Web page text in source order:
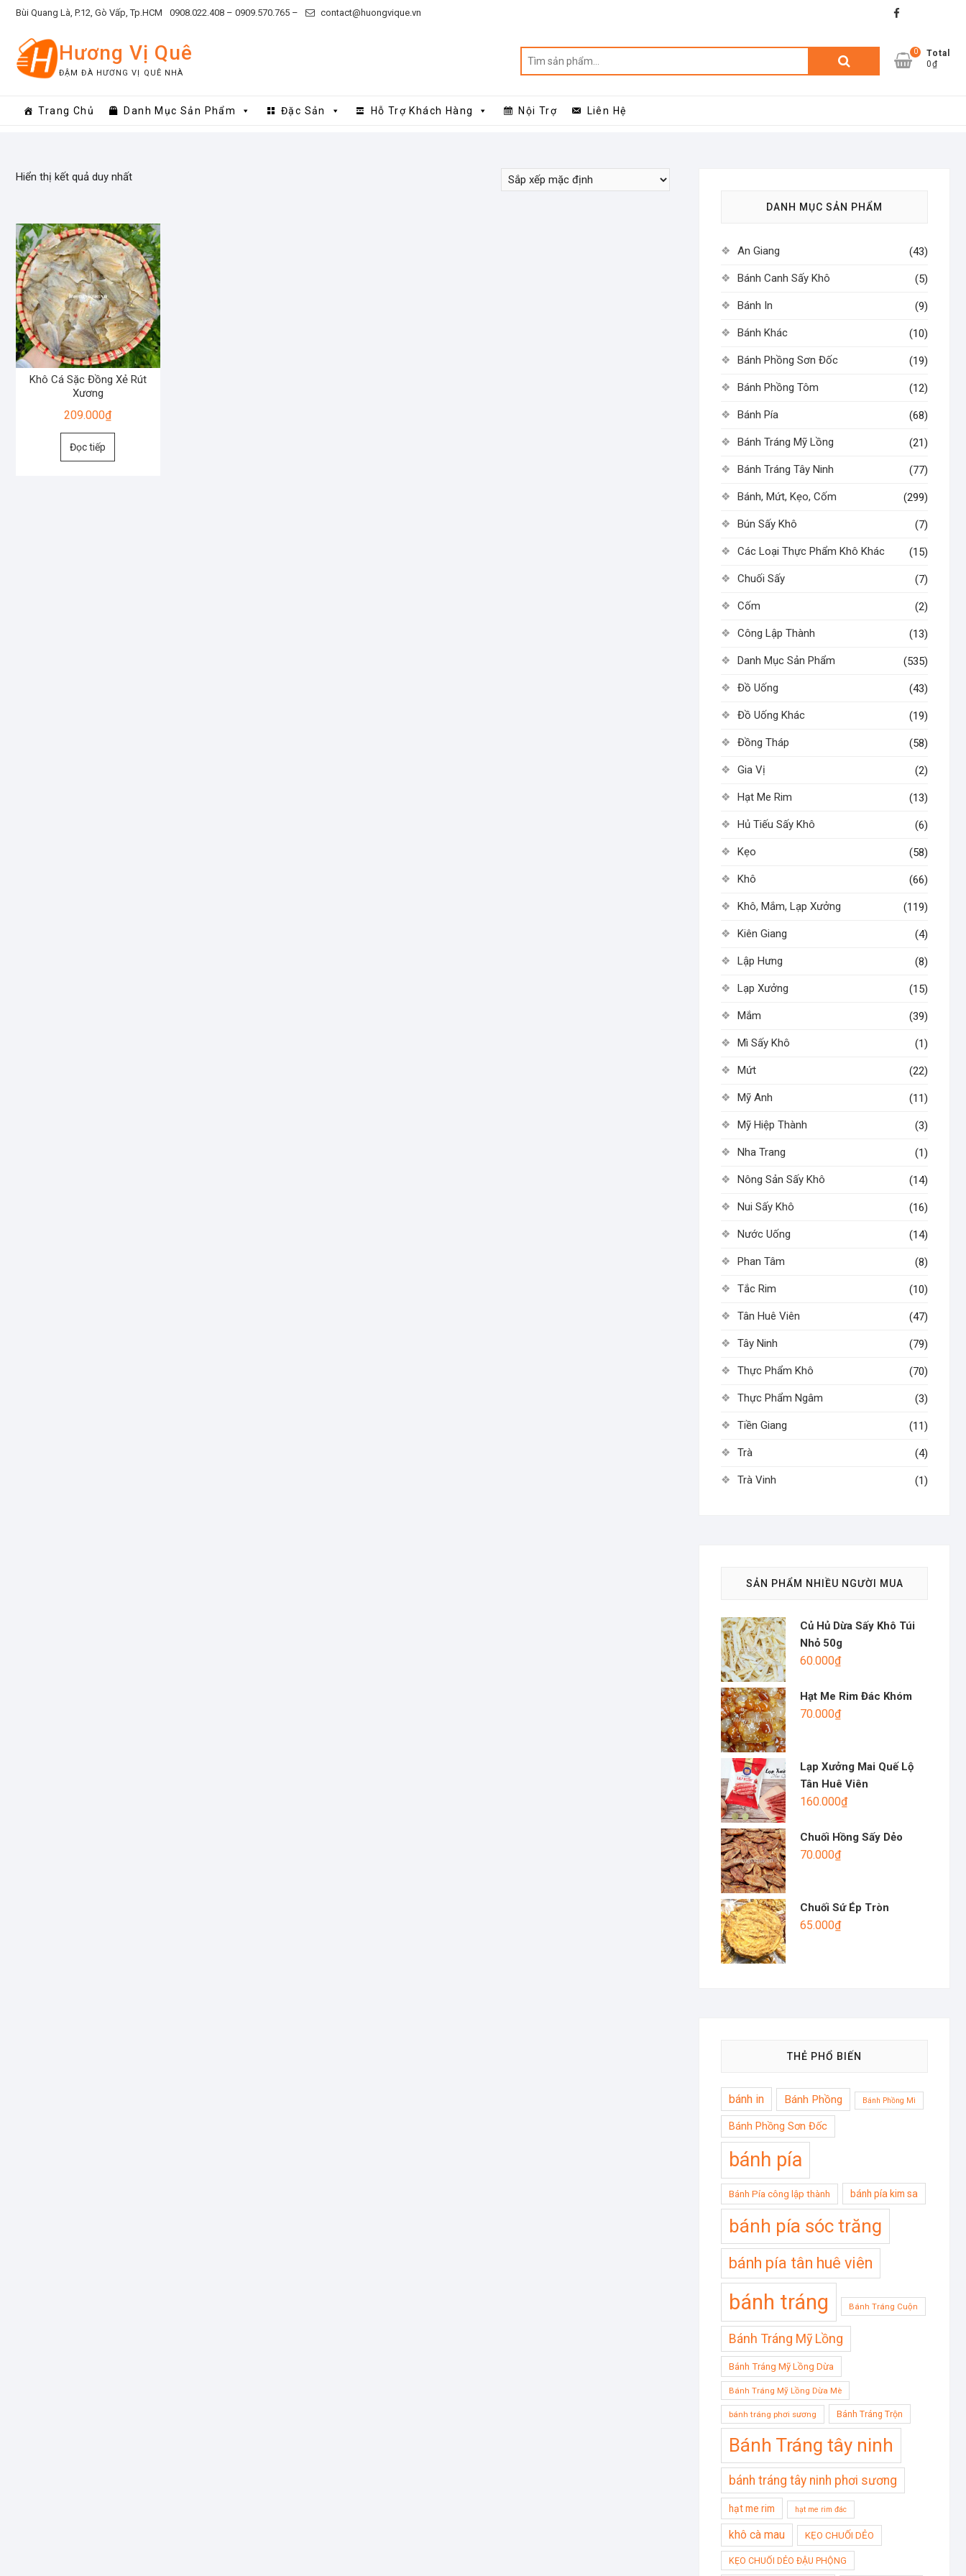
Skip
content
Bùi Quang Là, P.12, Gò Vấp, Tp.HCM 0908.022.408 – 0909.570.765 – contact@huongvique.vn facebook
Hương Vị Quê
ĐẬM ĐÀ HƯƠNG VỊ QUÊ NHÀ
0
Total
0₫
Trang Chủ Danh Mục Sản Phẩm Đặc Sản Hỗ Trợ Khách Hàng Nội Trợ Liên Hệ
Hiển thị kết quả duy nhất
Khô Cá Sặc Đồng Xẻ Rút
Xương
209.000₫
Đọc tiếp
DANH MỤC SẢN PHẨM
An Giang (43)
Bánh Canh Sấy Khô (5)
Bánh In (9)
Bánh Khác (10)
Bánh Phồng Sơn Đốc (19)
Bánh Phồng Tôm (12)
Bánh Pía (68)
Bánh Tráng Mỹ Lồng (21)
Bánh Tráng Tây Ninh (77)
Bánh, Mứt, Kẹo, Cốm (299)
Bún Sấy Khô (7)
Các Loại Thực Phẩm Khô Khác (15)
Chuối Sấy (7)
Cốm (2)
Công Lập Thành (13)
Danh Mục Sản Phẩm (535)
Đồ Uống (43)
Đồ Uống Khác (19)
Đồng Tháp (58)
Gia Vị (2)
Hạt Me Rim (13)
Hủ Tiếu Sấy Khô (6)
Kẹo (58)
Khô (66)
Khô, Mắm, Lạp Xưởng (119)
Kiên Giang (4)
Lập Hưng (8)
Lạp Xưởng (15)
Mắm (39)
Mì Sấy Khô (1)
Mứt (22)
Mỹ Anh (11)
Mỹ Hiệp Thành (3)
Nha Trang (1)
Nông Sản Sấy Khô (14)
Nui Sấy Khô (16)
Nước Uống (14)
Phan Tâm (8)
Tắc Rim (10)
Tân Huê Viên (47)
Tây Ninh (79)
Thực Phẩm Khô (70)
Thực Phẩm Ngâm (3)
Tiền Giang (11)
Trà (4)
Trà Vinh (1)
SẢN PHẨM NHIỀU NGƯỜI MUA
Củ Hủ Dừa Sấy Khô Túi
Nhỏ 50g
60.000₫
Hạt Me Rim Đác Khóm
70.000₫
Lạp Xưởng Mai Quế Lộ
Tân Huê Viên
160.000₫
Chuối Hồng Sấy Dẻo
70.000₫
Chuối Sứ Ép Tròn
65.000₫
THẺ PHỔ BIẾN
bánh in Bánh Phồng Bánh Phồng Mì
Bánh Phồng Sơn Đốc
bánh pía
Bánh Pía công lập thành bánh pía kim sa
bánh pía sóc trăng
bánh pía tân huê viên
bánh tráng Bánh Tráng Cuộn
Bánh Tráng Mỹ Lồng
Bánh Tráng Mỹ Lồng Dừa
Bánh Tráng Mỹ Lồng Dừa Mè
bánh tráng phơi sương Bánh Tráng Trộn
Bánh Tráng tây ninh
bánh tráng tây ninh phơi sương
hạt me rim hạt me rim đác
khô cà mau KẸO CHUỐI DẺO
KẸO CHUỐI DẺO ĐẬU PHỘNG